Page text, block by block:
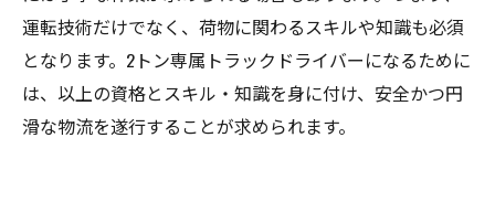
運転技術だけでなく、荷物に関わるスキルや知識も必須
となります。2トン専属トラックドライバーになるために
は、以上の資格とスキル・知識を身に付け、安全かつ円
滑な物流を遂行することが求められます。